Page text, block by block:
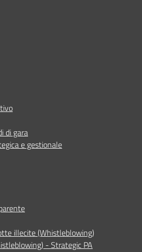
di gara
e gestionale
illecite (Whistleblowing)
- Strategic PA